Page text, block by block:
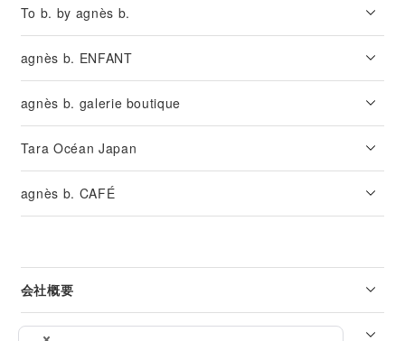
To b. by agnès b.
agnès b. ENFANT
agnès b. galerie boutique
Tara Océan Japan
agnès b. CAFÉ
会社概要
リーガル